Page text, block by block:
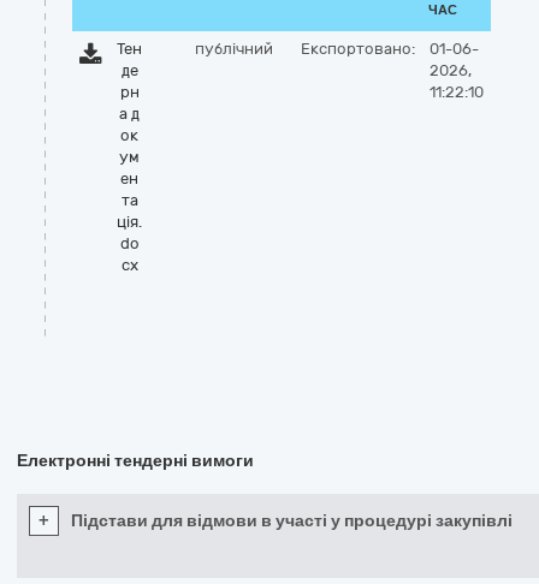
ЧАС
Тен
де
рн
а д
ок
ум
ен
та
ція.
do
cx
публічний Експортовано:
01-06-
2026,
11:22:10
Електронні тендерні вимоги
+ Підстави для відмови в участі у процедурі закупівлі